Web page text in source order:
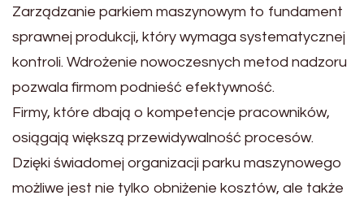
Zarządzanie parkiem maszynowym to fundament
sprawnej produkcji, który wymaga systematycznej
kontroli. Wdrożenie nowoczesnych metod nadzoru
pozwala firmom podnieść efektywność.
Firmy, które dbają o kompetencje pracowników,
osiągają większą przewidywalność procesów.
Dzięki świadomej organizacji parku maszynowego
możliwe jest nie tylko obniżenie kosztów, ale także